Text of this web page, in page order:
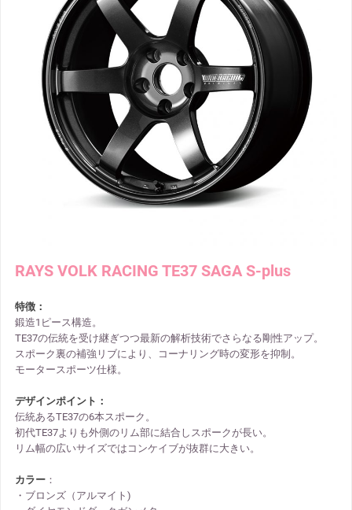
RAYS VOLK RACING TE37 SAGA S-plus
特徴：
鍛造1ピース構造。
TE37の伝統を受け継ぎつつ最新の解析技術でさらなる剛性アップ。
スポーク裏の補強リブにより、コーナリング時の変形を抑制。
モータースポーツ仕様。
デザインポイント：
伝統あるTE37の6本スポーク。
初代TE37よりも外側のリム部に結合しスポークが長い。
リム幅の広いサイズではコンケイブが抜群に大きい。
カラー：
・ブロンズ（アルマイト)